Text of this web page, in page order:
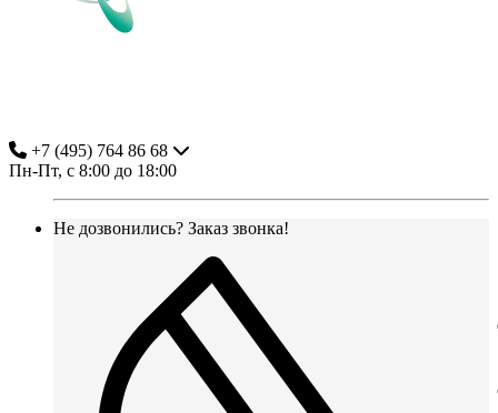
+7 (495) 764 86 68
Пн-Пт, с 8:00 до 18:00
Не дозвонились? Заказ звонка!